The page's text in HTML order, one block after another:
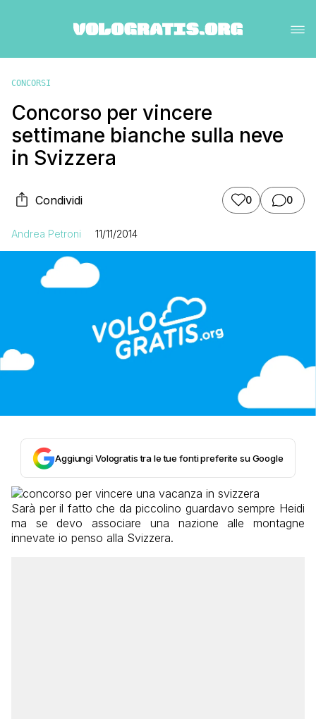
CONCORSI
Concorso per vincere
settimane bianche sulla neve
in Svizzera
Condividi 0 0
Andrea Petroni 11/11/2014
Aggiungi Vologratis tra le tue fonti preferite su Google
Sarà per il fatto che da piccolino guardavo sempre Heidi
ma se devo associare una nazione alle montagne
innevate io penso alla Svizzera.